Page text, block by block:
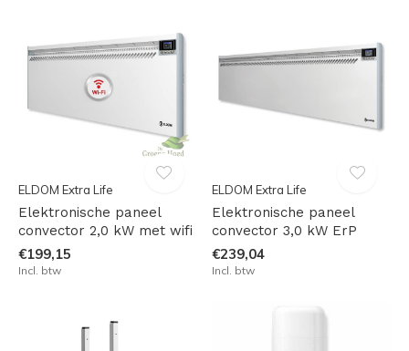
ELDOM Extra Life
Elektronische paneel
convector 2,0 kW met wifi
€199,15
Incl. btw
ELDOM Extra Life
Elektronische paneel
convector 3,0 kW ErP
€239,04
Incl. btw